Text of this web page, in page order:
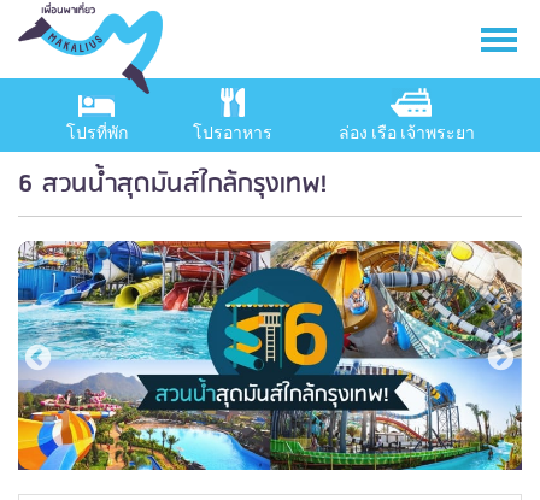
โปรที่พัก โปรอาหาร ล่อง เรือ เจ้าพระยา
6 สวนน้ำสุดมันส์ใกล้กรุงเทพ!